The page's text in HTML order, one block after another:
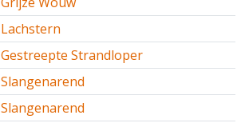
Lachstern
Gestreepte Strandloper
Slangenarend
Slangenarend